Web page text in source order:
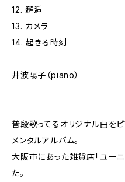
12. 邂逅
13. カメラ
14. 起きる時刻
井波陽子（piano）
普段歌ってるオリジナル曲を
メンタルアルバム。
大阪市にあった雑貨店「ユーニ
た。